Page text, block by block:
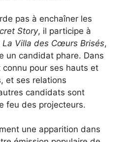
pas à enchaîner les
Story, il participe à
La Villa des Cœurs Brisés,
un candidat phare. Dans
pour ses hauts et
et ses relations
candidats sont
feu des projecteurs.
une apparition dans